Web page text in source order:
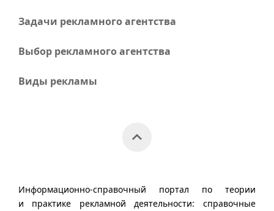
Задачи рекламного агентства
Выбор рекламного агентства
Виды рекламы
Информационно-справочный портал по теории
и практике рекламной деятельности: справочные